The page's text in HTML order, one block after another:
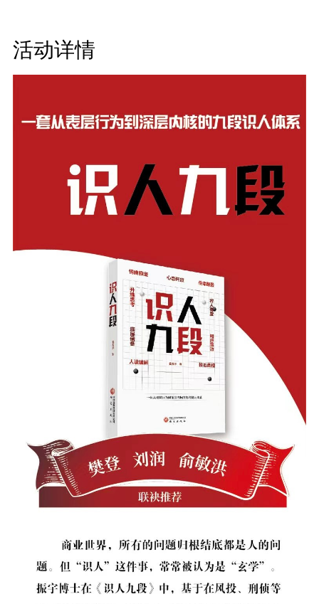
活动详情